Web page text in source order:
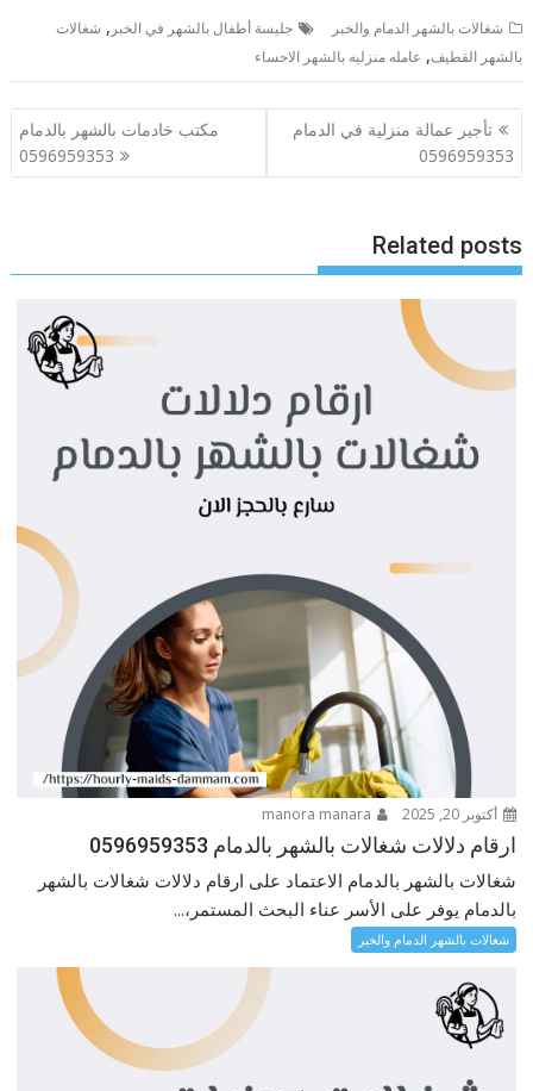
شغالات بالشهر الدمام والخبر جليسة أطفال بالشهر في الخبر , شغالات
بالشهر القطيف, عامله منزليه بالشهر الاحساء
تصفّح
المقالات
تأجير عمالة منزلية في الدمام
0596959353
مكتب خادمات بالشهر بالدمام
0596959353
Related posts
أكتوبر 20, 2025
ارقام دلالات شغالات بالشهر بالدمام 0596959353
شغالات بالشهر بالدمام الاعتماد على ارقام دلالات شغالات بالشهر
بالدمام يوفر على الأسر عناء البحث المستمر،...
شغالات بالشهر الدمام والخبر